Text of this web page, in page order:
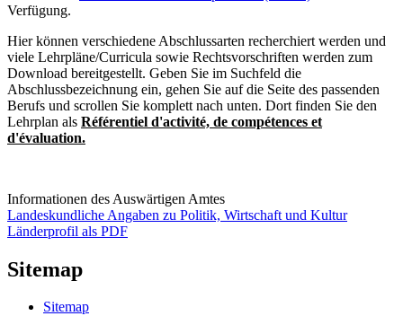
Verfügung.
Hier können verschiedene Abschlussarten recherchiert werden und
viele Lehrpläne/Curricula sowie Rechtsvorschriften werden zum
Download bereitgestellt. Geben Sie im Suchfeld die
Abschlussbezeichnung ein, gehen Sie auf die Seite des passenden
Berufs und scrollen Sie komplett nach unten. Dort finden Sie den
Lehrplan als Référentiel d'activité, de compétences et
d'évaluation.
Informationen des Auswärtigen Amtes
Landeskundliche Angaben zu Politik, Wirtschaft und Kultur
Länderprofil als PDF
Sitemap
Sitemap